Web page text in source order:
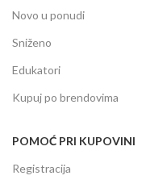
Novo u ponudi
Sniženo
Edukatori
Kupuj po brendovima
POMOĆ PRI KUPOVINI
Registracija